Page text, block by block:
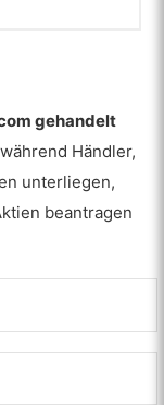
gehandelt
Händler,
unterliegen,
beantragen